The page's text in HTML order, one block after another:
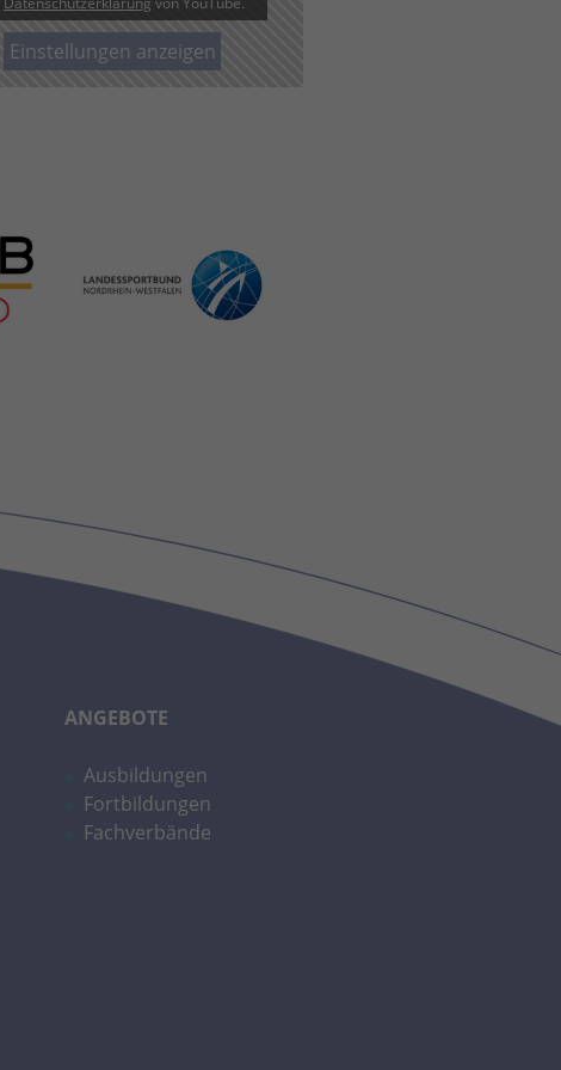
Einstellungen anzeigen
ANGEBOTE
Ausbildungen
Fortbildungen
Fachverbände